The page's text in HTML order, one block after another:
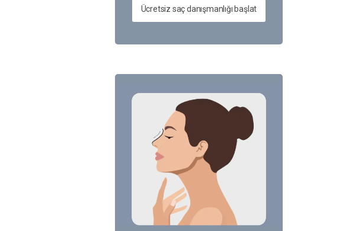
Ücretsiz saç danışmanlığı başlat